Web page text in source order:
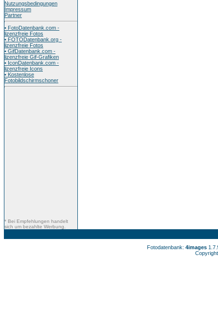
Nutzungsbedingungen
Impressum
Partner
• FotoDatenbank.com -
lizenzfreie Fotos
• FOTODatenbank.org -
lizenzfreie Fotos
• GifDatenbank.com -
lizenzfreie Gif-Grafiken
• IconDatenbank.com -
lizenzfreie Icons
• Kostenlose
Fotobildschirmschoner
* Bei Empfehlungen handelt
sich um bezahlte Werbung.
Fotodatenbank: 4images